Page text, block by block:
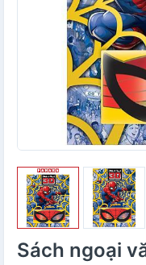
Sách ngoại